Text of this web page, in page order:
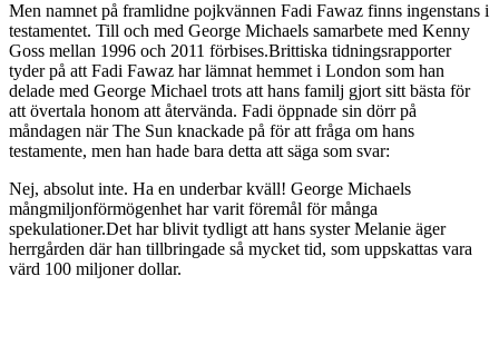
Men namnet på framlidne pojkvännen Fadi Fawaz finns ingenstans i
testamentet. Till och med George Michaels samarbete med Kenny
Goss mellan 1996 och 2011 förbises.Brittiska tidningsrapporter
tyder på att Fadi Fawaz har lämnat hemmet i London som han
delade med George Michael trots att hans familj gjort sitt bästa för
att övertala honom att återvända. Fadi öppnade sin dörr på
måndagen när The Sun knackade på för att fråga om hans
testamente, men han hade bara detta att säga som svar:
Nej, absolut inte. Ha en underbar kväll! George Michaels
mångmiljonförmögenhet har varit föremål för många
spekulationer.Det har blivit tydligt att hans syster Melanie äger
herrgården där han tillbringade så mycket tid, som uppskattas vara
värd 100 miljoner dollar.